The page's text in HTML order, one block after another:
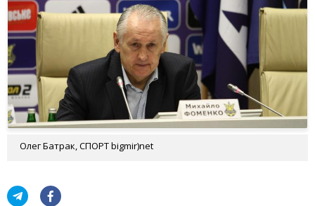
Олег Батрак, СПОРТ bigmir)net